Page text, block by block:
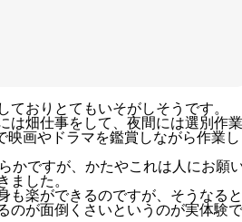
おりとてもいそがしそうです。
は畑仕事をして、夜間には選別作業
画やドラマを鑑賞しながら作業し
かですが、かたやこれは人にお願
ました。
も楽ができるのですが、そうなると
のが面倒くさいというのが実体験で